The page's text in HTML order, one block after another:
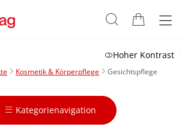
Hoher Kontrast
Kosmetik & Körperpflege Gesichtspflege
Kategorienavigation